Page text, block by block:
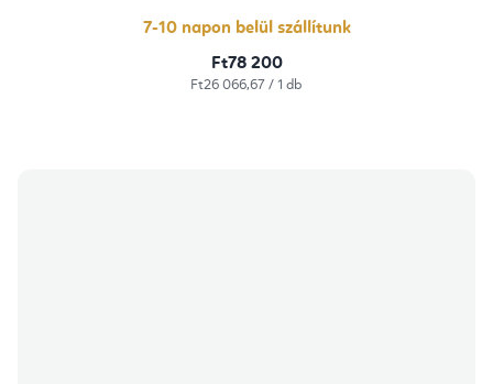
csillag.
7-10 napon belül szállítunk
Ft78 200
Egységár:
Ft26 066,67 / 1 db